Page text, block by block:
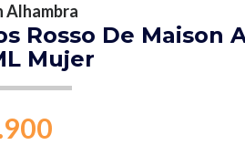
Alhambra
Rosso De Maison
Mujer